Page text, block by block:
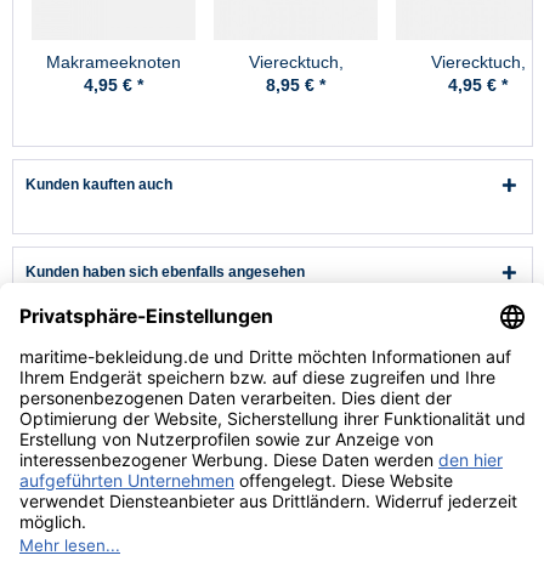
Makrameeknoten
4,95 € *
Vierecktuch,
70x70cm, Anker
8,95 € *
Vierecktuch,
54x54cm, Anker
4,95 € *
Kunden kauften auch
Kunden haben sich ebenfalls angesehen
Kundenservice
Hilfe & Infos
Rechtliches